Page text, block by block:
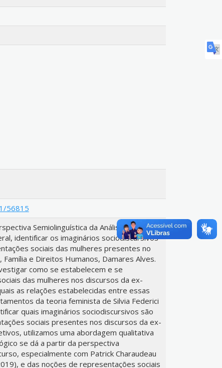
56815
Semiolinguística da Análise do
identificar os imaginários sociodiscursivos
sociais das mulheres presentes no
e Direitos Humanos, Damares Alves.
como se estabelecem e se
das mulheres nos discursos da ex-
as relações estabelecidas entre essas
da teoria feminista de Silvia Federici
quais imaginários sociodiscursivos são
sociais presentes nos discursos da ex-
utilizamos uma abordagem qualitativa
se dá a partir da perspectiva
especialmente com Patrick Charaudeau
e das noções de representações sociais